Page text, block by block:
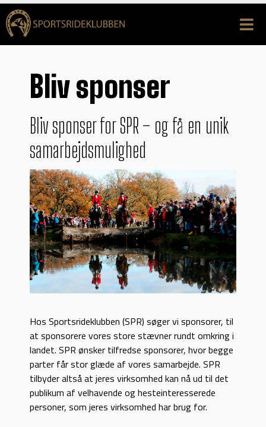
Bliv sponser
Bliv sponser for SPR – og få en unik
samarbejdsmulighed
Hos Sportsrideklubben (SPR) søger vi sponsorer, til
at sponsorere vores store stævner rundt omkring i
landet. SPR ønsker tilfredse sponsorer, hvor begge
parter får stor glæde af vores samarbejde. SPR
tilbyder altså at jeres virksomhed kan nå ud til det
publikum af velhavende og hesteinteresserede
personer, som jeres virksomhed har brug for.